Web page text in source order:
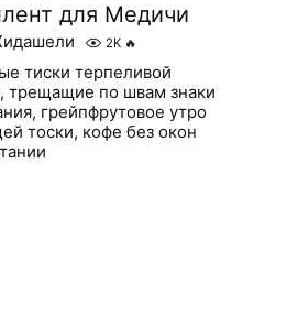
для Медичи
2K 🔥
тиски терпеливой
трещащие по швам знаки
грейпфрутовое утро
тоски, кофе без окон